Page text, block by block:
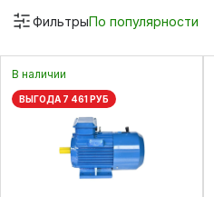
ФильтрыПо популярности
В наличии
ВЫГОДА 7 461 РУБ